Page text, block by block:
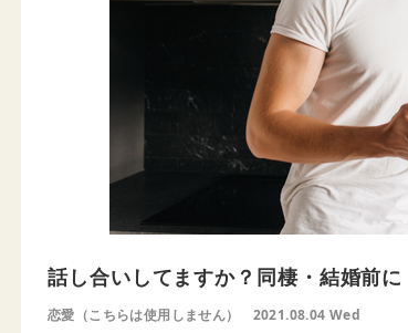
話し合いしてますか？同棲・結婚前
恋愛（こちらは使用しません） 2021.08.04 Wed